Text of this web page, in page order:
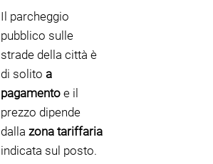
Il parcheggio
pubblico sulle
strade della città è
di solito a
pagamento e il
prezzo dipende
dalla zona tariffaria
indicata sul posto.